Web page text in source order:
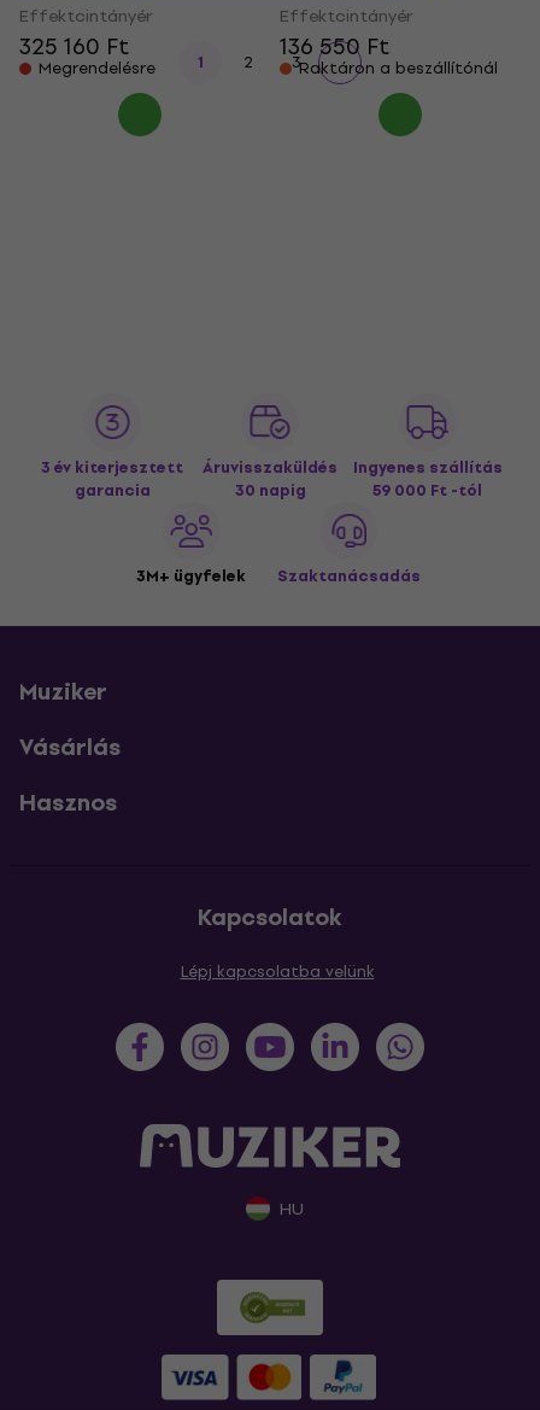
Effektcintányér
325 160 Ft
Megrendelésre
Effektcintányér
136 550 Ft
Raktáron a beszállítónál
1 2 3
3 év kiterjesztett
garancia
Áruvisszaküldés
30 napig
Ingyenes szállítás
59 000 Ft -tól
3M+ ügyfelek Szaktanácsadás
Muziker
Vásárlás
Hasznos
Kapcsolatok
Lépj kapcsolatba velünk
HU